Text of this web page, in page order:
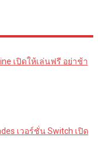
เปิดให้เล่นฟรี อย่าช้า
เวอร์ชั่น Switch เปิด